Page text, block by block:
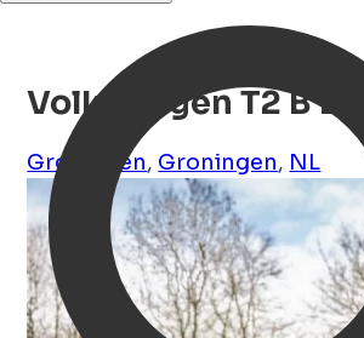
Volkswagen T2 B Bus
Groningen, Groningen, NL